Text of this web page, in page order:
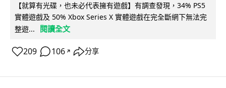
【就算有光碟，也未必代表擁有遊戲】有調查發現，34% PS5
實體遊戲及 50% Xbox Series X 實體遊戲在完全斷網下無法完
整遊...
閱讀全文
209 106 ↗ 分享